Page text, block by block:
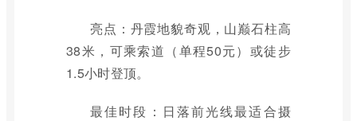
亮点：丹霞地貌奇观，山巅石柱高
38米，可乘索道（单程50元）或徒步
1.5小时登顶。
最佳时段：日落前光线最适合摄